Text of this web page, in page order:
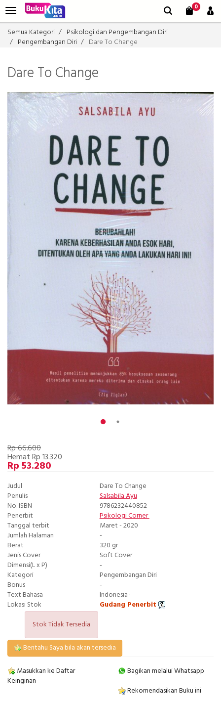
0
Semua Kategori
Psikologi dan Pengembangan Diri
Pengembangan Diri
Dare To Change
Dare To Change
Rp 66.600
Hemat Rp 13.320
Rp 53.280
Judul
Dare To Change
Penulis
Salsabila Ayu
No. ISBN
9786232440852
Penerbit
Psikologi Corner
Tanggal terbit
Maret - 2020
Jumlah Halaman
-
Berat
320 gr
Jenis Cover
Soft Cover
Dimensi(L x P)
-
Kategori
Pengembangan Diri
Bonus
-
Text Bahasa
Indonesia ·
Lokasi Stok
Gudang Penerbit
Stok Tidak Tersedia
Beritahu Saya bila akan tersedia
Masukkan ke Daftar
Keinginan
Bagikan melalui Whatsapp
Rekomendasikan Buku ini